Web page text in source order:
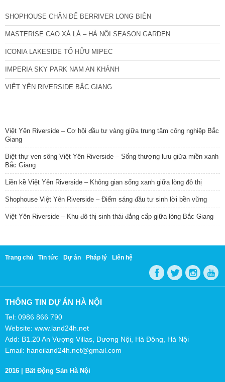
SHOPHOUSE CHÂN ĐẾ BERRIVER LONG BIÊN
MASTERISE CAO XÀ LÁ – HÀ NỘI SEASON GARDEN
ICONIA LAKESIDE TỐ HỮU MIPEC
IMPERIA SKY PARK NAM AN KHÁNH
VIỆT YÊN RIVERSIDE BẮC GIANG
Việt Yên Riverside – Cơ hội đầu tư vàng giữa trung tâm công nghiệp Bắc
Giang
Biệt thự ven sông Việt Yên Riverside – Sống thượng lưu giữa miền xanh
Bắc Giang
Liền kề Việt Yên Riverside – Không gian sống xanh giữa lòng đô thị
Shophouse Việt Yên Riverside – Điểm sáng đầu tư sinh lời bền vững
Việt Yên Riverside – Khu đô thị sinh thái đẳng cấp giữa lòng Bắc Giang
Trang chủ Tin tức Dự án Pháp lý Liên hệ
THÔNG TIN DỰ ÁN HÀ NỘI
Tel: 0986 866 790
Website: www.land24h.net
Add: B1.20 An Vượng Villas, Dương Nội, Hà Đông, Hà Nội
Email: hanoiland24h.net@gmail.com
2016 | Bất Động Sản Hà Nội